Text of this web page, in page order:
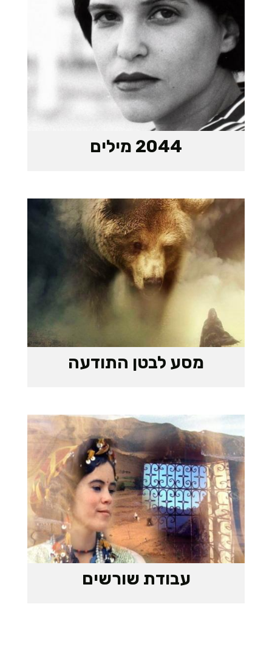
2044 מילים
מסע לבטן התודעה
עבודת שורשים